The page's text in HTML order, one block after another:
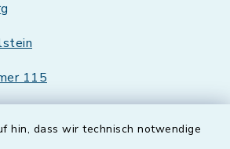
hin, dass wir technisch notwendige
115